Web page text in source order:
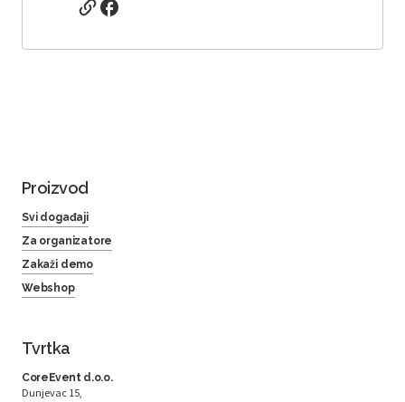
Proizvod
Svi događaji
Za organizatore
Zakaži demo
Webshop
Tvrtka
CoreEvent d.o.o.
Dunjevac 15,